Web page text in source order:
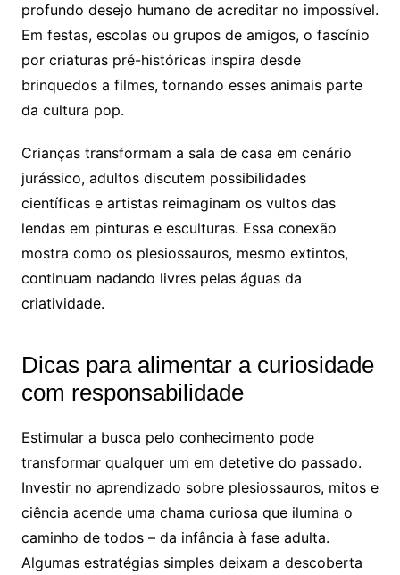
profundo desejo humano de acreditar no impossível.
Em festas, escolas ou grupos de amigos, o fascínio
por criaturas pré-históricas inspira desde
brinquedos a filmes, tornando esses animais parte
da cultura pop.
Crianças transformam a sala de casa em cenário
jurássico, adultos discutem possibilidades
científicas e artistas reimaginam os vultos das
lendas em pinturas e esculturas. Essa conexão
mostra como os plesiossauros, mesmo extintos,
continuam nadando livres pelas águas da
criatividade.
Dicas para alimentar a curiosidade
com responsabilidade
Estimular a busca pelo conhecimento pode
transformar qualquer um em detetive do passado.
Investir no aprendizado sobre plesiossauros, mitos e
ciência acende uma chama curiosa que ilumina o
caminho de todos – da infância à fase adulta.
Algumas estratégias simples deixam a descoberta